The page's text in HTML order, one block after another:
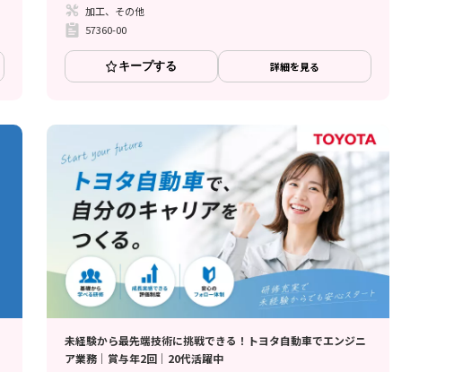
加工、その他
57360-00
キープする 詳細を見る
未経験から最先端技術に挑戦できる！トヨタ自動車でエンジニ
ア業務│賞与年2回│20代活躍中